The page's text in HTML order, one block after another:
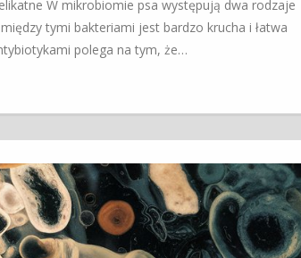
W mikrobiomie psa występują dwa rodzaje
tymi bakteriami jest bardzo krucha i łatwa
polega na tym, że…